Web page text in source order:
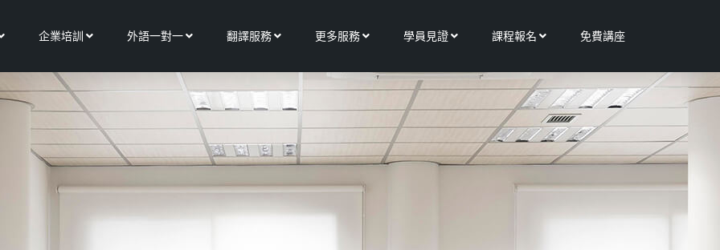
關於我們
企業培訓 Open 企業培訓
外語一對一Open 外語一對一
翻譯服務Open 翻譯服務
更多服務Open 更多服務
學員見證Open 學員見證
課程報名 Open 課程報名
免費講座